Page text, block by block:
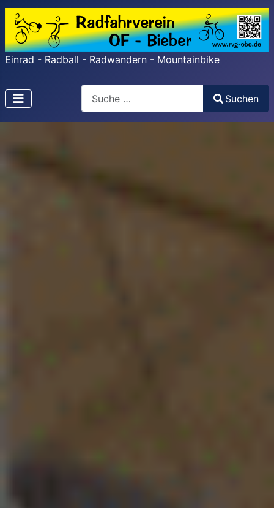
Einrad - Radball - Radwandern - Mountainbike
Search
Type 2 or more characters for results.
Suchen